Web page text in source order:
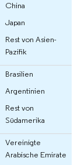
China
Japan
Rest von Asien-
Pazifik
Brasilien
Argentinien
Rest von
Südamerika
Vereinigte
Arabische Emirate